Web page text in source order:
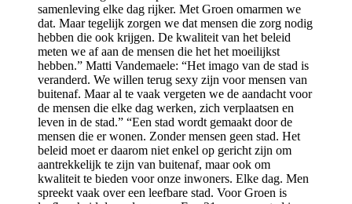
samenleving elke dag rijker. Met Groen omarmen we
dat. Maar tegelijk zorgen we dat mensen die zorg nodig
hebben die ook krijgen. De kwaliteit van het beleid
meten we af aan de mensen die het het moeilijkst
hebben.” Matti Vandemaele: “Het imago van de stad is
veranderd. We willen terug sexy zijn voor mensen van
buitenaf. Maar al te vaak vergeten we de aandacht voor
de mensen die elke dag werken, zich verplaatsen en
leven in de stad.” “Een stad wordt gemaakt door de
mensen die er wonen. Zonder mensen geen stad. Het
beleid moet er daarom niet enkel op gericht zijn om
aantrekkelijk te zijn van buitenaf, maar ook om
kwaliteit te bieden voor onze inwoners. Elke dag. Men
spreekt vaak over een leefbare stad. Voor Groen is